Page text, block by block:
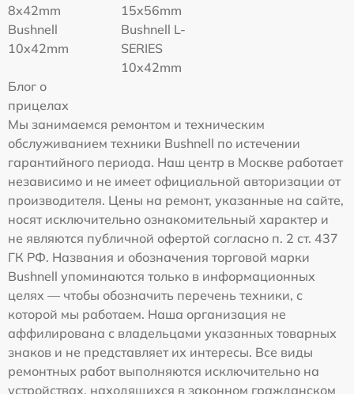
8x42mm
15x56mm
Bushnell
10x42mm
Bushnell L-
SERIES
10x42mm
Блог о
прицелах
Мы занимаемся ремонтом и техническим
обслуживанием техники Bushnell по истечении
гарантийного периода. Наш центр в Москве работает
независимо и не имеет официальной авторизации от
производителя. Цены на ремонт, указанные на сайте,
носят исключительно ознакомительный характер и
не являются публичной офертой согласно п. 2 ст. 437
ГК РФ. Названия и обозначения торговой марки
Bushnell упоминаются только в информационных
целях — чтобы обозначить перечень техники, с
которой мы работаем. Наша организация не
аффилирована с владельцами указанных товарных
знаков и не представляет их интересы. Все виды
ремонтных работ выполняются исключительно на
устройствах, находящихся в законном гражданском